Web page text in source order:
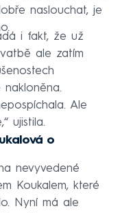
naslouchat, je
i fakt, že už
ale zatím
nakloněna.
Ale
ujistila.
o
nevyvedené
Koukalem, které
Nyní má ale